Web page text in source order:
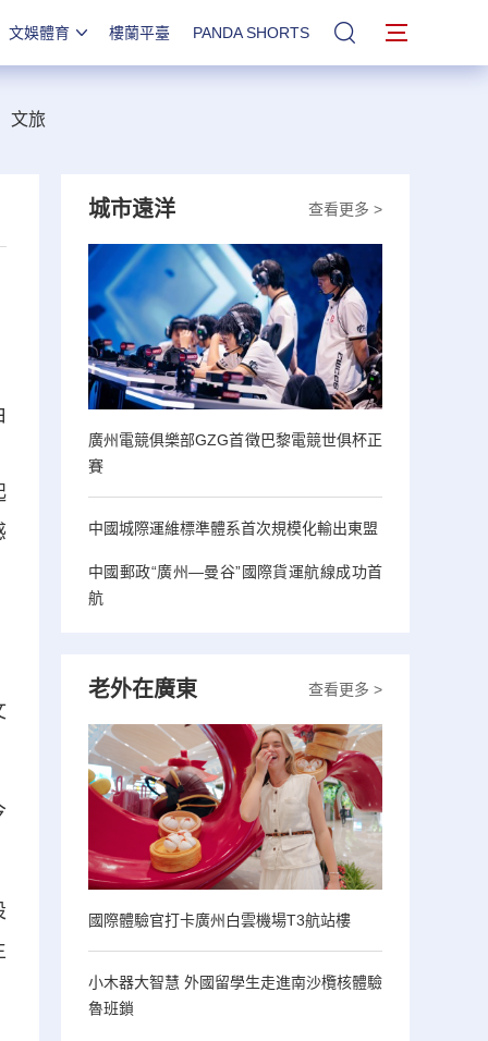
文娛體育 樓蘭平臺 PANDA SHORTS 站內搜索
文旅
查看更多 >
城市遠洋
廣州電競俱樂部GZG首徵巴黎電競世俱杯正
賽
中國城際運維標準體系首次規模化輸出東盟
中國郵政“廣州—曼谷”國際貨運航線成功首
航
查看更多 >
老外在廣東
國際體驗官打卡廣州白雲機場T3航站樓
小木器大智慧 外國留學生走進南沙欖核體驗
魯班鎖